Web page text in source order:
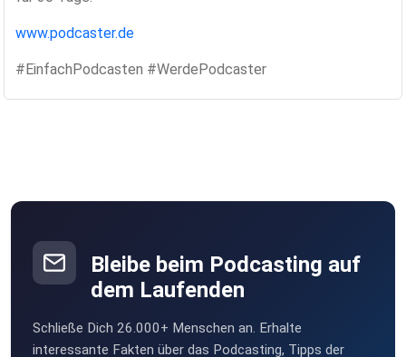
www.podcaster.de
#EinfachPodcasten #WerdePodcaster
Bleibe beim Podcasting auf
dem Laufenden
Schließe Dich 26.000+ Menschen an. Erhalte
interessante Fakten über das Podcasting, Tipps der